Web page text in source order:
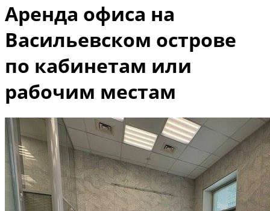
Аренда офиса на
Васильевском острове
по кабинетам или
рабочим местам